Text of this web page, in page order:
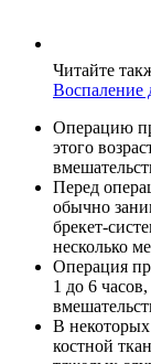
Читайте
Воспаление
Операцию
этого
Перед
обычно
брекет-
несколько
Операция
1 до 6
В некоторых
костной